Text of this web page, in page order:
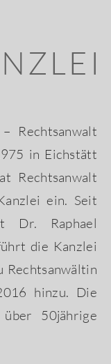
Rechtsanwalt
in Eichstätt
Rechtsanwalt
ein. Seit
Dr. Raphael
die Kanzlei
hinzu. Die
50jährige